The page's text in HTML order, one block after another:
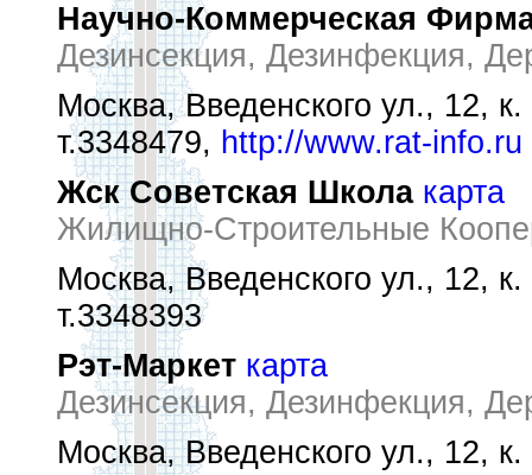
Научно-Коммерческая
Дезинсекция, Дезинфекция,
Москва, Введенского ул., 12, к.
т.3348479, http://www.rat-info.ru
Жск Советская Школа карта
Жилищно-Строительные
Москва, Введенского ул., 12, к.
т.3348393
Рэт-Маркет карта
Дезинсекция, Дезинфекция,
Москва, Введенского ул., 12, к.